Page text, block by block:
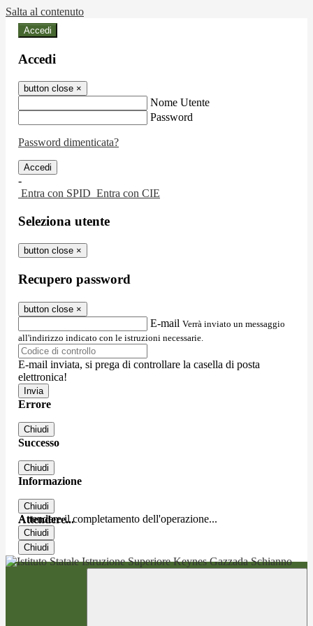
Salta al contenuto
Accedi
Accedi
button close ×
Nome Utente
Password
Password dimenticata?
-
Entra con SPID Entra con CIE
Seleziona utente
button close ×
Recupero password
button close ×
E-mail Verrà inviato un messaggio
all'indirizzo indicato con le istruzioni necessarie.
E-mail inviata, si prega di controllare la casella di posta
elettronica!
Errore
Chiudi
Successo
Chiudi
Informazione
Chiudi
Attendere...
Attendere il completamento dell'operazione...
Chiudi
Chiudi